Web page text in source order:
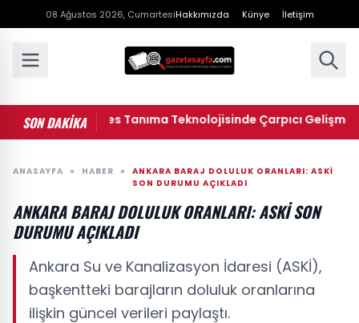
08 Ağustos 2026, CumartesiHakkımızda Künye İletişim
SON DAKİKA
Zeka ile Ses Tanıma Teknolojisinde Çarpıcı Gelişme
ANASAYFA » HABER »
ANKARA BARAJ DOLULUK ORANLARI: ASKİ
SON DURUMU AÇIKLADI
ANKARA BARAJ DOLULUK ORANLARI: ASKİ SON
DURUMU AÇIKLADI
Ankara Su ve Kanalizasyon İdaresi (ASKİ),
başkentteki barajların doluluk oranlarına
ilişkin güncel verileri paylaştı.